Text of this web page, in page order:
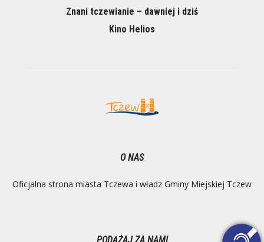
Znani tczewianie – dawniej i dziś
Kino Helios
O NAS
Oficjalna strona miasta Tczewa i władz Gminy Miejskiej Tczew